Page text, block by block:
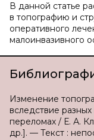
В данной статье
в топографию и
оперативного
малоинвазивного
Изменение
вследствие
переломах / Е. А.
др.]. — Текст :